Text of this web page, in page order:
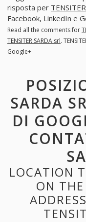
risposta per
Facebook, LinkedIn e
Read all the comments for
TENSITER SARDA srl.
Google+
SARDA
DI
LOCATION
ON